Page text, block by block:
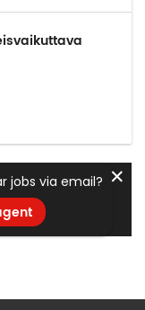
jobs via email? ✕